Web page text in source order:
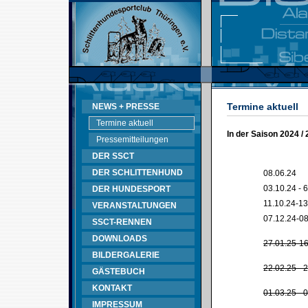
NEWS + PRESSE
Termine aktuell
Pressemitteilungen
DER SSCT
DER SCHLITTENHUND
DER HUNDESPORT
VERANSTALTUNGEN
SSCT-RENNEN
DOWNLOADS
BILDERGALERIE
GÄSTEBUCH
KONTAKT
IMPRESSUM
Termine aktuell
In der Saison 2024
08.06.24
03.10.24 -
11.10.24-
07.12.24-
27.01.25-
22.02.25 -
01.03.25 -